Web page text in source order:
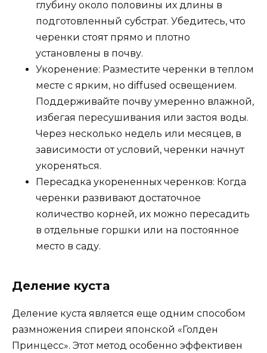
глубину около половины их длины в
подготовленный субстрат. Убедитесь, что
черенки стоят прямо и плотно
установлены в почву.
Укоренение: Разместите черенки в теплом
месте с ярким, но diffused освещением.
Поддерживайте почву умеренно влажной,
избегая пересушивания или застоя воды.
Через несколько недель или месяцев, в
зависимости от условий, черенки начнут
укореняться.
Пересадка укорененных черенков: Когда
черенки развивают достаточное
количество корней, их можно пересадить
в отдельные горшки или на постоянное
место в саду.
Деление куста
Деление куста является еще одним способом
размножения спиреи японской «Голден
Принцесс». Этот метод особенно эффективен